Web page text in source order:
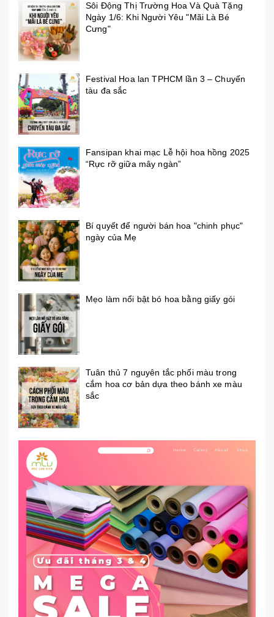
Sôi Động Thị Trường Hoa Và Quà Tặng
Ngày 1/6: Khi Người Yêu "Mãi Là Bé
Cưng"
Festival Hoa lan TPHCM lần 3 – Chuyến
tàu đa sắc
Fansipan khai mạc Lễ hội hoa hồng 2025
“Rực rỡ giữa mây ngàn”
Bí quyết để người bán hoa "chinh phục"
ngày của Mẹ
Mẹo làm nổi bật bó hoa bằng giấy gói
Tuân thủ 7 nguyên tắc phối màu trong
cắm hoa cơ bản dựa theo bánh xe màu
sắc